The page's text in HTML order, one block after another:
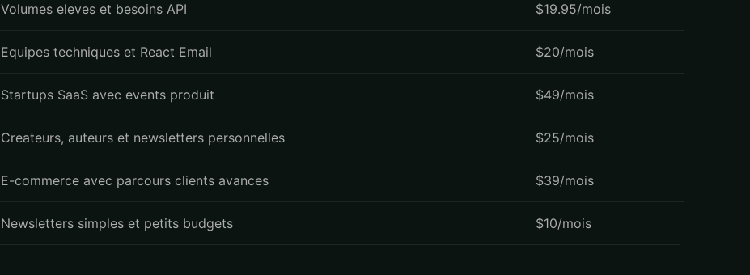
Volumes eleves et besoins API $19.95/mois
Equipes techniques et React Email $20/mois
Startups SaaS avec events produit $49/mois
Createurs, auteurs et newsletters personnelles $25/mois
E-commerce avec parcours clients avances $39/mois
Newsletters simples et petits budgets $10/mois